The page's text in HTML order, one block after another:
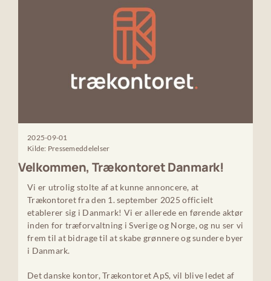
2025-09-01
Kilde: Pressemeddelelser
Velkommen, Trækontoret Danmark!
Vi er utrolig stolte af at kunne annoncere, at
Trækontoret fra den 1. september 2025 officielt
etablerer sig i Danmark! Vi er allerede en førende aktør
inden for træforvaltning i Sverige og Norge, og nu ser vi
frem til at bidrage til at skabe grønnere og sundere byer
i Danmark.
Det danske kontor, Trækontoret ApS, vil blive ledet af